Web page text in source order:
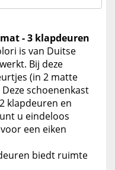
- 3 klapdeuren
is van Duitse
Bij deze
(in 2 matte
schoenenkast
klapdeuren en
u eindeloos
een eiken
biedt ruimte